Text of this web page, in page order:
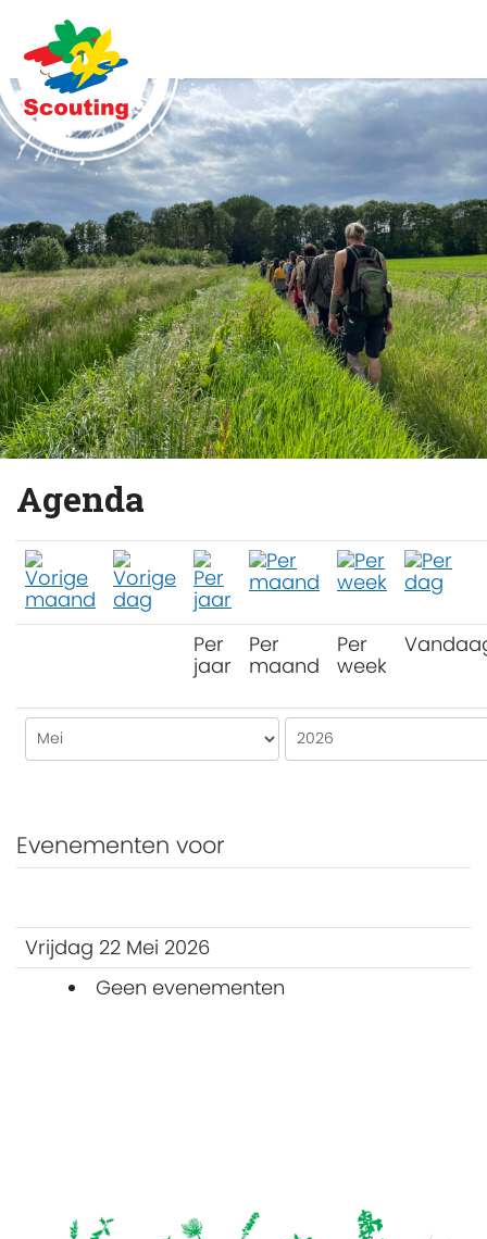
Agenda
Per
jaar
Per
maand
Per
week
Evenementen voor
Vrijdag 22 Mei 2026
Geen evenementen